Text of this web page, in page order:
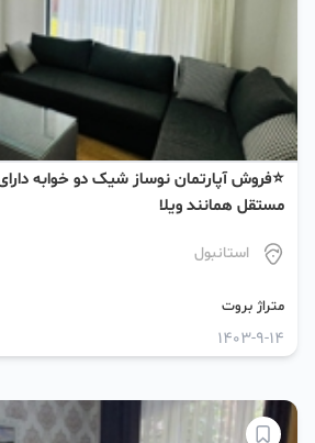
⭐فروش آپارتمان نوساز شیک دو خوابه
مستقل همانند ویلا
استانبول
متراژ بروت
1403-9-14